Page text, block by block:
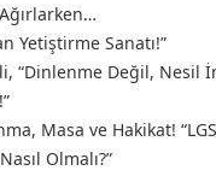
Yetiştirme Sanatı!”
“Dinlenme Değil, Nesil
Masa ve Hakikat!
Olmalı?”